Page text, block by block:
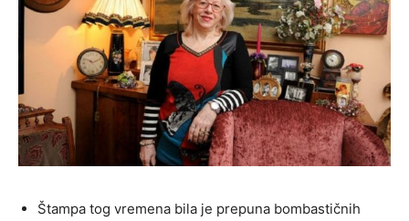
Štampa tog vremena bila je prepuna bombastičnih